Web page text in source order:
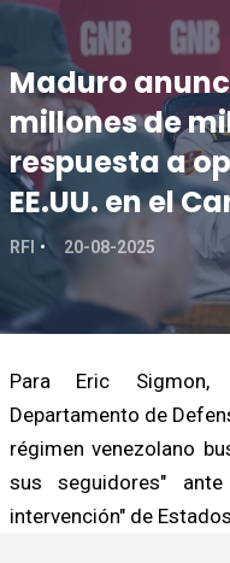
Maduro
millones de
respuesta a
EE.UU. en el
RFI 20-08-2025
Para Eric
Departamento de
régimen venezolano
sus seguidores"
intervención" de